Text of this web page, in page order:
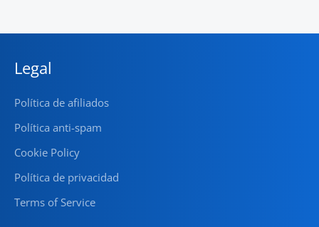
Legal
Política de afiliados
Política anti-spam
Cookie Policy
Política de privacidad
Terms of Service